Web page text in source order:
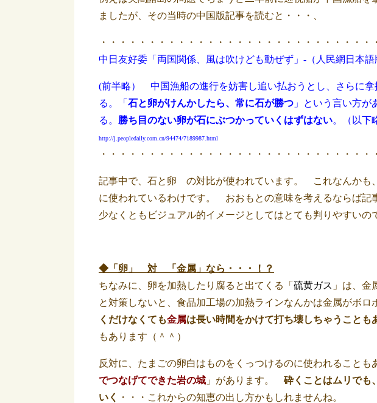
ましたが、その当時の中国版記事を読むと・・・、
・・・・・・・・・・・・・・・・・・・・・・・・・・・
中日友好委「両国関係、風は吹けども動ぜず」- （人民網日本
(前半略） 中国漁船の進行を妨害し追い払おうとし、さらに
る。「 石と卵がけんかしたら、常に石が勝つ 」という言い方が
る。 勝ち目のない卵が石にぶつかっていくはずはない。（以下
http://j.peopledaily.com.cn/94474/7189987.html
・・・・・・・・・・・・・・・・・・・・・・・・・・・
記事中で、石と卵 の対比が使われています。 これなんかも
に使われているわけです。 おおもとの意味を考えるならば記
少なくともビジュアル的イメージとしてはとても判りやすいの
◆「卵」 対 「金属」なら・・・！？
ちなみに、卵を加熱したり腐ると出てくる「 硫黄ガス 」は、
と対策しないと、食品加工場の加熱ラインなんかは金属がボ
くだけなくても金属は長い時間をかけて打ち壊しちゃうことも
もあります（＾＾）
反対に、たまごの卵白はものをくっつけるのに使われること
でつなげてできた岩の城 」があります。 砕くことはムリでも
いく
・・・これからの知恵の出し方かもしれませんね。